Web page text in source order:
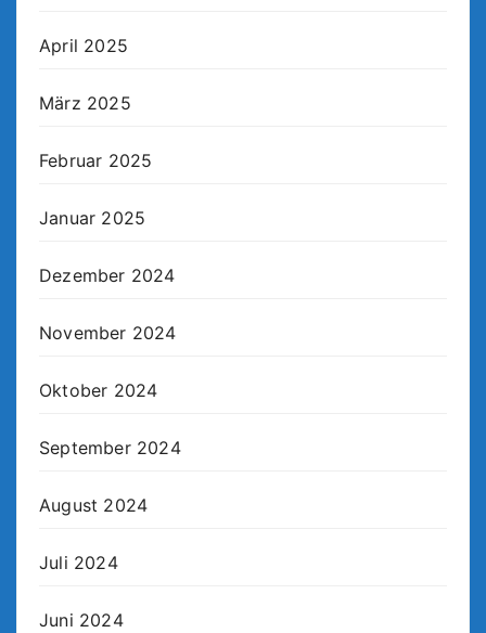
April 2025
März 2025
Februar 2025
Januar 2025
Dezember 2024
November 2024
Oktober 2024
September 2024
August 2024
Juli 2024
Juni 2024